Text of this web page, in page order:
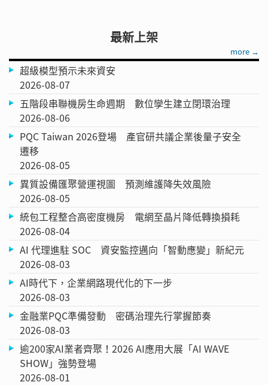
最新上架
more →
超級模型預示未來資安
2026-08-07
五階段串聯機房生命週期 數位孿生建立閉環治理
2026-08-06
PQC Taiwan 2026登場 產官研共議企業後量子安全
遷移
2026-08-05
異質設備匯聚營運視圖 預測維護降失效風險
2026-08-05
統包工程整合高密度機房 電網至晶片降低轉換損耗
2026-08-04
AI 代理進駐 SOC 資安監控邁向「智動應變」新紀元
2026-08-03
AI時代下，企業網路現代化的下一步
2026-08-03
金融業PQC準備發動 密碼治理先行掌握節奏
2026-08-03
逾200家AI業者齊聚！2026 AI應用大展「AI WAVE
SHOW」強勢登場
2026-08-01